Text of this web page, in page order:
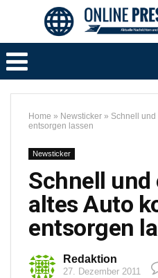
Home » Newsticker » Schnell und
entsorgen lassen
Newsticker
Schnell
altes Auto
entsorgen
Redaktion
27. Dezember 2011